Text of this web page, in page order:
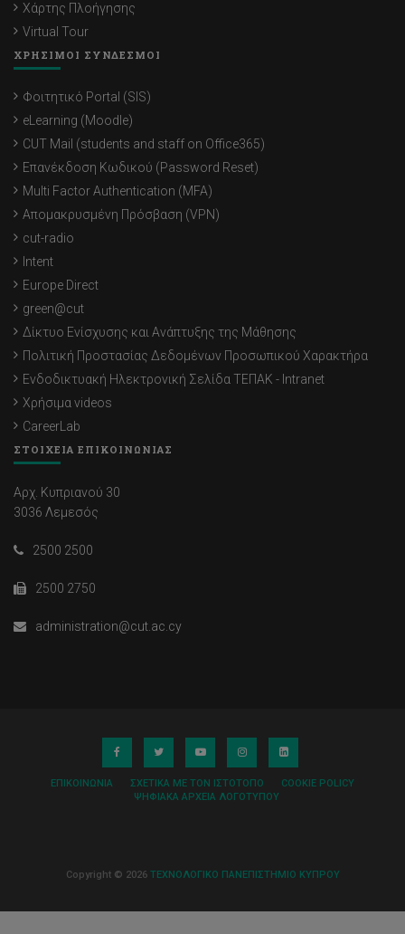
Χάρτης Πλοήγησης
Virtual Tour
ΧΡΗΣΙΜΟΙ ΣΥΝΔΕΣΜΟΙ
Φοιτητικό Portal (SIS)
eLearning (Moodle)
CUT Mail (students and staff on Office365)
Επανέκδοση Κωδικού (Password Reset)
Multi Factor Authentication (MFA)
Απομακρυσμένη Πρόσβαση (VPN)
cut-radio
Intent
Europe Direct
green@cut
Δίκτυο Ενίσχυσης και Ανάπτυξης της Μάθησης
Πολιτική Προστασίας Δεδομένων Προσωπικού Χαρακτήρα
Ενδοδικτυακή Ηλεκτρονική Σελίδα ΤΕΠΑΚ - Intranet
Χρήσιμα videos
CareerLab
ΣΤΟΙΧΕΙΑ ΕΠΙΚΟΙΝΩΝΙΑΣ
Αρχ. Κυπριανού 30
3036 Λεμεσός
2500 2500
2500 2750
administration@cut.ac.cy
ΕΠΙΚΟΙΝΩΝΊΑ ΣΧΕΤΙΚΆ ΜΕ ΤΟΝ ΙΣΤΌΤΟΠΟ
COOKIE POLICY
ΨΗΦΙΑΚΆ ΑΡΧΕΊΑ ΛΟΓΌΤΥΠΟΥ
Copyright © 2026 ΤΕΧΝΟΛΟΓΙΚΟ ΠΑΝΕΠΙΣΤΗΜΙΟ ΚΥΠΡΟΥ